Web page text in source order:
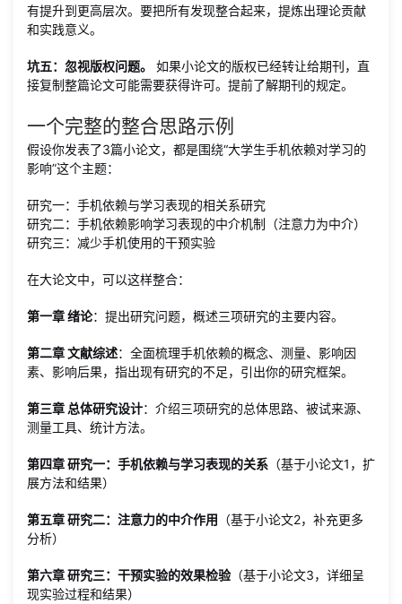
有提升到更高层次。要把所有发现整合起来，提炼出理论贡献
和实践意义。
坑五：忽视版权问题。
如果小论文的版权已经转让给期刊，直
接复制整篇论文可能需要获得许可。提前了解期刊的规定。
一个完整的整合思路示例
假设你发表了3篇小论文，都是围绕“大学生手机依赖对学习的
影响”这个主题：
研究一：手机依赖与学习表现的相关系研究
研究二：手机依赖影响学习表现的中介机制（注意力为中介）
研究三：减少手机使用的干预实验
在大论文中，可以这样整合：
第一章 绪论：提出研究问题，概述三项研究的主要内容。
第二章 文献综述：全面梳理手机依赖的概念、测量、影响因
素、影响后果，指出现有研究的不足，引出你的研究框架。
第三章 总体研究设计：介绍三项研究的总体思路、被试来源、
测量工具、统计方法。
第四章 研究一：手机依赖与学习表现的关系 （基于小论文1，扩
展方法和结果）
第五章 研究二：注意力的中介作用 （基于小论文2，补充更多
分析）
第六章 研究三：干预实验的效果检验（基于小论文3，详细呈
现实验过程和结果）